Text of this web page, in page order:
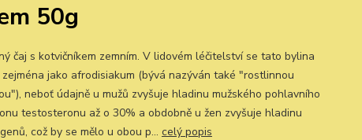
50g
čaj s kotvičníkem zemním. V lidovém léčitelství se tato bylina
zejména jako afrodisiakum (bývá nazýván také "rostlinnou
neboť údajně u mužů zvyšuje hladinu mužského pohlavního
testosteronu až o 30% a obdobně u žen zvyšuje hladinu
což by se mělo u obou p... celý popis